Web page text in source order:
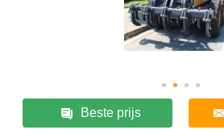
Beste prijs